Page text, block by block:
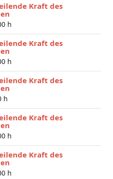
Kraft des
h
Kraft des
h
Kraft des
h
Kraft des
h
Kraft des
h